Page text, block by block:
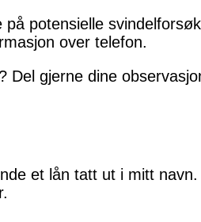
potensielle
over telefon.
gjerne dine
et lån tatt ut i mitt